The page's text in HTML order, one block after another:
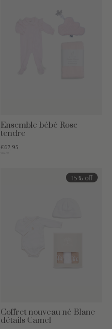
Ensemble bébé Rose
tendre
€67,95
€82,40
15% off
Coffret nouveau né Blanc
détails Camel